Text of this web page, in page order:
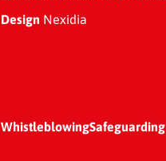
Design Nexidia
WhistleblowingSafeguarding